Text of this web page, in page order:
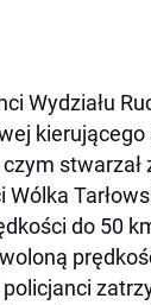
Wydziału
do 50